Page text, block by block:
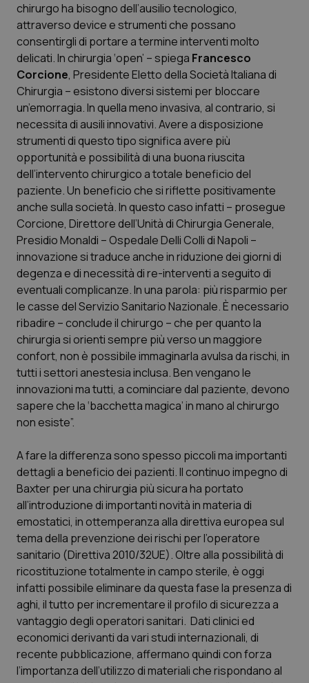
Emilia-Romagna
Friuli Venezia Giulia
Lazio
Liguria
Lombardia
Marche
Molise
Piemonte
Provincia Autonoma di Bolzano
Provincia Autonoma di Trento
Puglia
Sardegna
Sicilia
Toscana
Umbria
Valle D’Aosta
Veneto
Colesterolo & coronaropatie
Dermatite Atopica
Diabete & glucometri
Disturbi dell’umore
Dolore
Donna & Salute
Epatiti
HIV
Infezioni & Febbre
Ipertensione & Scompenso
Malattie rare
Malattia di Crohn & Rettocolite Ulcerosa
Neuroscienze & patologie neurodegenerative
Obesità
Oftalmologia
Oncodermatologia
Oncoematologia
Oncologia & Nutrizione
Psoriasi & pelle
chirurgo ha bisogno dell’ausilio tecnologico,
attraverso device e strumenti che possano
consentirgli di portare a termine interventi molto
delicati. In chirurgia ‘open’ – spiega Francesco
Corcione, Presidente Eletto della Società Italiana di
Chirurgia – esistono diversi sistemi per bloccare
un’emorragia. In quella meno invasiva, al contrario, si
necessita di ausili innovativi. Avere a disposizione
strumenti di questo tipo significa avere più
opportunità e possibilità di una buona riuscita
dell’intervento chirurgico a totale beneficio del
paziente. Un beneficio che si riflette positivamente
anche sulla società. In questo caso infatti – prosegue
Corcione, Direttore dell’Unità di Chirurgia Generale,
Presidio Monaldi – Ospedale Delli Colli di Napoli –
innovazione si traduce anche in riduzione dei giorni di
degenza e di necessità di re-interventi a seguito di
eventuali complicanze. In una parola: più risparmio per
le casse del Servizio Sanitario Nazionale. È necessario
ribadire – conclude il chirurgo – che per quanto la
chirurgia si orienti sempre più verso un maggiore
confort, non è possibile immaginarla avulsa da rischi, in
tutti i settori anestesia inclusa. Ben vengano le
innovazioni ma tutti, a cominciare dal paziente, devono
sapere che la ‘bacchetta magica’ in mano al chirurgo
non esiste”.
A fare la differenza sono spesso piccoli ma importanti
dettagli a beneficio dei pazienti. Il continuo impegno di
Baxter per una chirurgia più sicura ha portato
all’introduzione di importanti novità in materia di
emostatici, in ottemperanza alla direttiva europea sul
tema della prevenzione dei rischi per l’operatore
sanitario (Direttiva 2010/32UE). Oltre alla possibilità di
ricostituzione totalmente in campo sterile, è oggi
infatti possibile eliminare da questa fase la presenza di
aghi, il tutto per incrementare il profilo di sicurezza a
vantaggio degli operatori sanitari. Dati clinici ed
economici derivanti da vari studi internazionali, di
recente pubblicazione, affermano quindi con forza
l’importanza dell’utilizzo di materiali che rispondano al